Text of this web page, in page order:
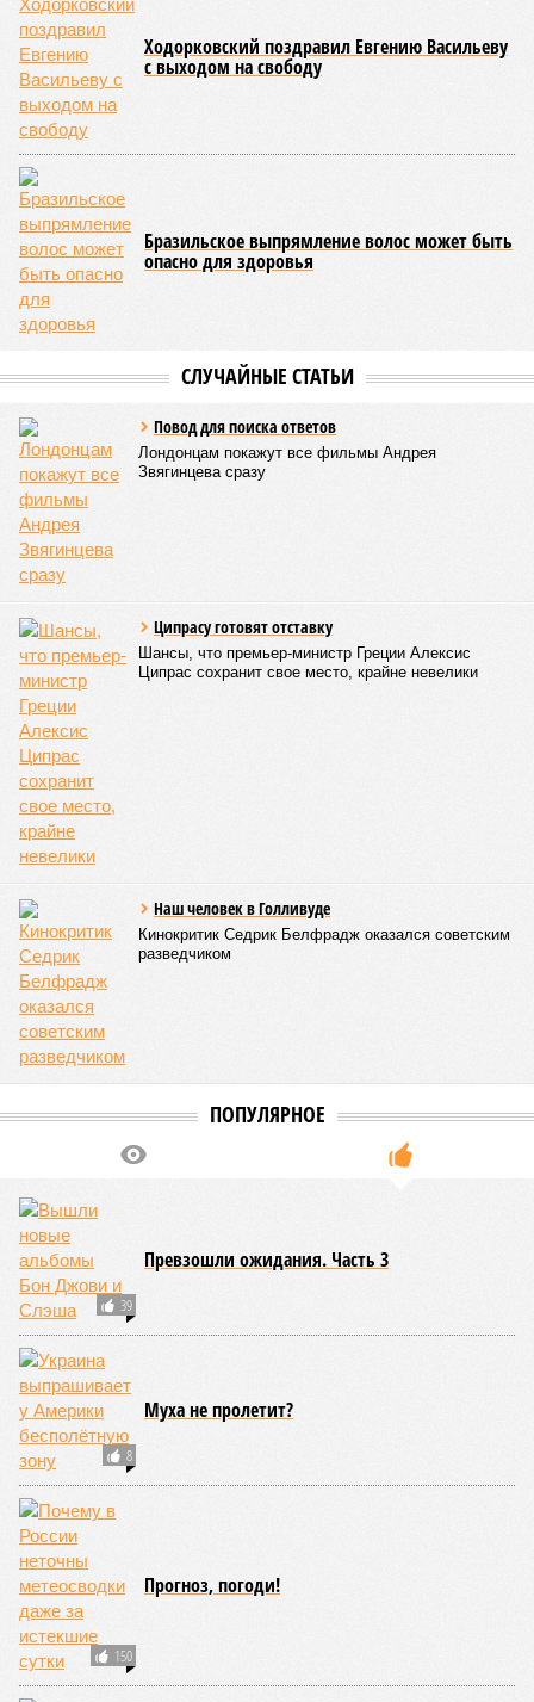
осталось менее полугода.
Если в «Сказочном лесу» техзаказчик публично
отчитывался о поэтапной готовности – 90%, затем 97%, с
конкретными инженерными работами (усиление
монолитных конструкций, устранение проектных ошибок) –
то по «Станции Л» подобной публичной отчётности
дольщики не видят. Ни Capital Group, ни кураторы
строительства не подтверждают ни соблюдения графика
строительства, ни объёма фактически выполненных работ.
Напрашивается закономерный вопрос: если
декларируемая «Capital Group модель (достраивать
Лосиноостровской, почему она не масштабируется на
что в реальности подрядчик по «Станции Л» ещё даже не
определён?
Митингии палаточные лагеря у объекта в
2025–2026 годах, похоже, не изменили ситуацию.
последние месяцы в личном общении нам перестали
называть даже ориентировочные сроки»
расстроенные дольщики.
достраиванию объекта распределена. Seven Suns
Development – банкрот, часть его структур признана
несостоятельной ещё в 2024 году, бенефициар компании
находится под следствием по ст. 200.3 УК РФ. Достройку
проблемных объектов группы – «Станции Л», «Сказочного
леса» и «В стремлении к свету», согласно информации на
сайтах Capital Group, осенью 2024 г. взяла на себя. Два из
трёх объектов уже сданы или близки к сдаче. Третий –
«Станция Л», крупнейший по числу пострадавших
дольщиков (3908 квартир в пяти корпусах) – по факту
распространяется ли договорённость 2024 года на
«Станцию Л» в полном объёме или приоритет отдан
объектам мешей сложности и меньшего масштаба?
Источник: https://avaho.ru/novostroyka/moskva/uvao/lyublino/svetlyy-mir-
Если да, то на каком основании декларируются конкретные
даты сдачи жилого комплекса (декабрь 2026 – март 2028),
если фаза активных строительных работ, если судить по
отсутствию техники на площадке, ещё не началась? При
этом на бумаге даты ввода ЖК в строй продолжают
профильных порталах.
Для почти четырёх тысяч будущих собственников квартир
время давно измеряется не календарём, а очередными
переносами ожиданий. И пока на профильных порталах
продолжают указывать даты сдачи, главным индикатором
остается сама стройка. Если на ней по-прежнему не видно
признаков масштабных работ, то неизбежно возникает
вопрос: не превращаются ли сроки ввода в декларацию,
которая все больше расходится с реальным положением
дел? Именно на этот вопрос сегодня больше всего ждут
ответа дольщики ЖК «Станция Л».
Украинскому
кандидату в
конгресс США
запретили
приходить на пляж